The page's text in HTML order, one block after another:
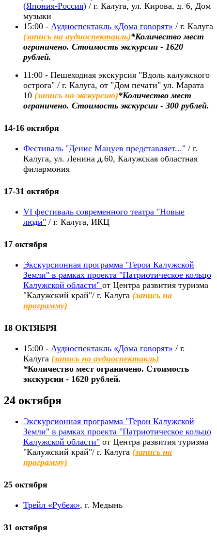
(Япония-Россия) / г. Калуга, ул. Кирова, д. 6, Дом
музыки
15:00 - Аудиоспектакль «Дома говорят» / г. Калуга
(запись на аудиоспектакль)*Количество мест
ограничено. Стоимость экскурсии - 1620
рублей.
11:00 - Пешеходная экскурсия "Вдоль калужского
острога" / г. Калуга, от "Дом печати" ул. Марата
10 (запись на экскурсию)*Количество мест
ограничено. Стоимость экскурсии - 300 рублей.
14-16 октября
Фестиваль "Денис Мацуев представляет..." / г.
Калуга, ул. Ленина д.60, Калужская областная
филармония
17-31 октября
VI фестиваль современного театра "Новые
люди" / г. Калуга, ИКЦ
17 октября
Экскурсионная программа "Герои Калужской
Земли" в рамках проекта "Патриотическое кольцо
Калужской области" от Центра развития туризма
"Калужский край"/ г. Калуга (запись на
программу)
18 ОКТЯБРЯ
15:00 - Аудиоспектакль «Дома говорят» / г.
Калуга (запись на аудиоспектакль)
*Количество мест ограничено. Стоимость
экскурсии - 1620 рублей.
24 октября
Экскурсионная программа "Герои Калужской
Земли" в рамках проекта "Патриотическое кольцо
Калужской области" от Центра развития туризма
"Калужский край"/ г. Калуга (запись на
программу)
25 октября
Трейл «Рубеж», г. Медынь
31 октября